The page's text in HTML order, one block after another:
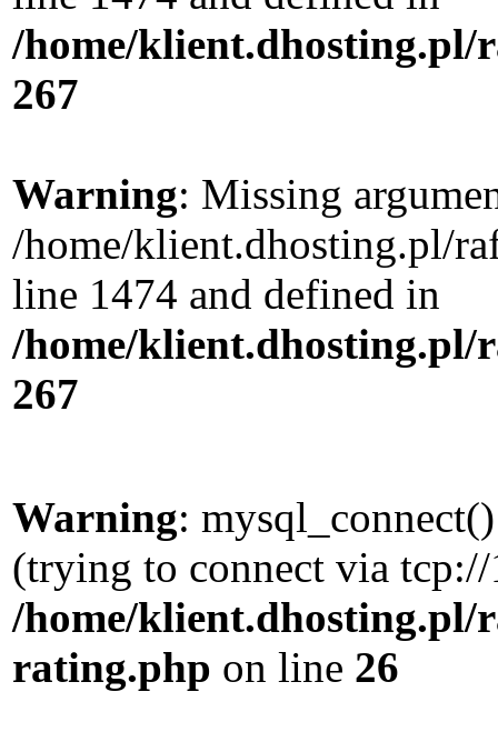
/home/klient.dhosting.pl/
267
Warning: Missing
/home/klient.dhosting.pl/
line 1474 and defined in
/home/klient.dhosting.pl/
267
Warning:
(trying to connect via
/home/
rating.php on line 26